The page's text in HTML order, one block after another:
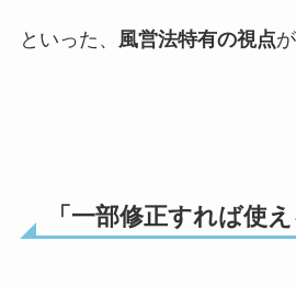
といった、 風営法特有の視点
「一部修正すれば使